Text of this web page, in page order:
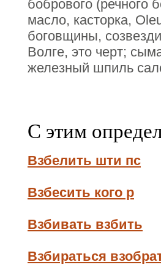
бобрового (речного
масло, касторка,
боговщины,
Волге, это черт;
железный шпиль
С этим
Взбелить шти пс
Взбесить кого р
Взбивать взбить
Взбираться